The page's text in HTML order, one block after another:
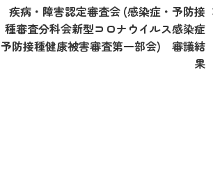
疾病・障害認定審査会 (感染症・予防接
種審査分科会新型コロナウイルス感染症
予防接種健康被害審査第一部会) 審議結
果